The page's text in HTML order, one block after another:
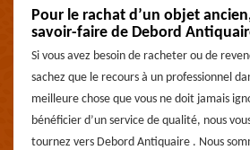
Pour le rachat d’un objet
savoir-faire de Debord
Si vous avez besoin de racheter ou de
sachez que le recours à un professionnel
meilleure chose que vous ne doit jamais
bénéficier d’un service de qualité, nous
tournez vers Debord Antiquaire . Nous